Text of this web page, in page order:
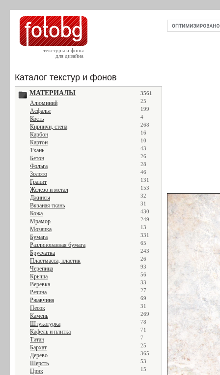
текстуры и фоны
для дизайна
Каталог текстур и фонов
МАТЕРИАЛЫ 3561
Алюминий 25
Асфальт 199
Кость 4
Кирпичи, стена 268
Карбон 16
Картон 10
Ткань 43
Бетон 26
Фольга 28
Золото 46
Гранит 131
Железо и метал 153
Джинсы 32
Вязаная ткань 31
Кожа 430
Мрамор 249
Мозаика 13
Бумага 331
Разлинованная бумага 65
Брусчатка 243
Пластмасса, пластик 26
Черепица 93
Крыша 56
Веревка 33
Резина 27
Ржавчина 69
Песок 31
Камень 269
Штукатурка 78
Кафель и плитка 71
Титан 7
Бархат 25
Дерево 365
Шерсть 53
Цинк 15